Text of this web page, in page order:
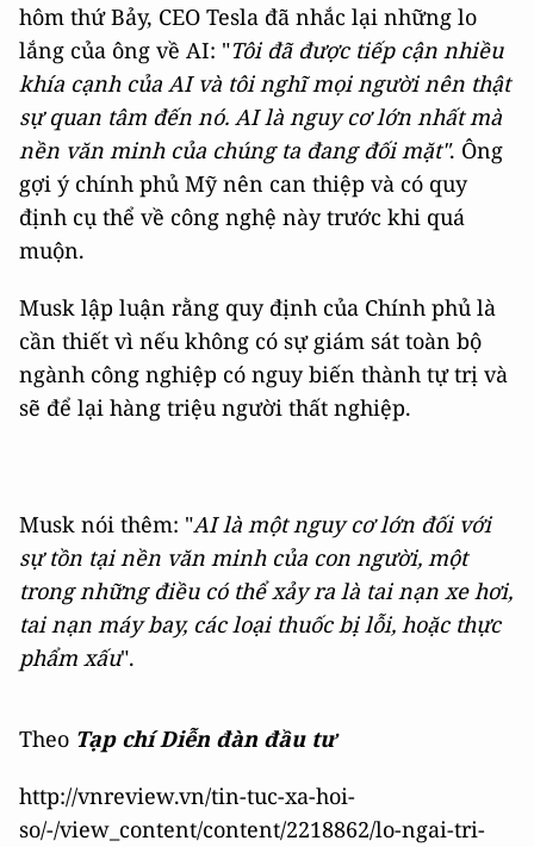
hôm thứ Bảy, CEO Tesla đã nhắc lại những lo
lắng của ông về AI: "Tôi đã được tiếp cận nhiều
khía cạnh của AI và tôi nghĩ mọi người nên thật
sự quan tâm đến nó. AI là nguy cơ lớn nhất mà
nền văn minh của chúng ta đang đối mặt". Ông
gợi ý chính phủ Mỹ nên can thiệp và có quy
định cụ thể về công nghệ này trước khi quá
muộn.
Musk lập luận rằng quy định của Chính phủ là
cần thiết vì nếu không có sự giám sát toàn bộ
ngành công nghiệp có nguy biến thành tự trị và
sẽ để lại hàng triệu người thất nghiệp.
Musk nói thêm: "AI là một nguy cơ lớn đối với
sự tồn tại nền văn minh của con người, một
trong những điều có thể xảy ra là tai nạn xe hơi,
tai nạn máy bay, các loại thuốc bị lỗi, hoặc thực
phẩm xấu".
Theo Tạp chí Diễn đàn đầu tư
http://vnreview.vn/tin-tuc-xa-hoi-
so/-/view_content/content/2218862/lo-ngai-tri-